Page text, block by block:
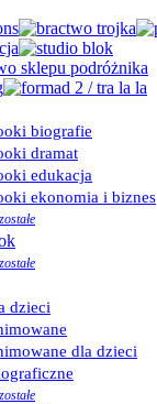
biografie
dramat
edukacja
ekonomia i biznes
dzieci
dla dzieci